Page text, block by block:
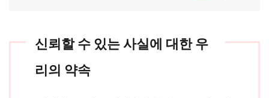
신뢰할 수 있는 사실에 대한 우
리의 약속